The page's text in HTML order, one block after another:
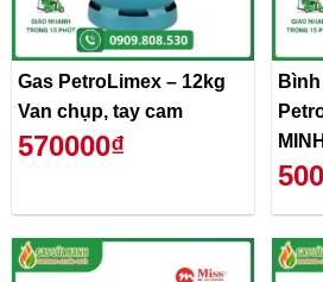
Gas PetroLimex – 12kg
Van chụp, tay cam
570000₫
MINH